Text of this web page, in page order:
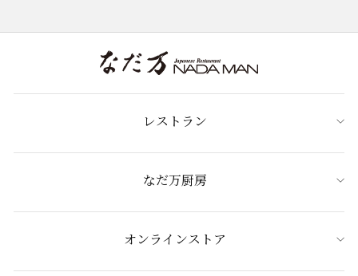
レストラン
なだ万厨房
オンラインストア